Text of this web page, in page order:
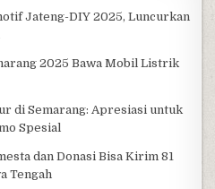
Jateng-DIY 2025, Luncurkan
2025 Bawa Mobil Listrik
di Semarang: Apresiasi untuk
Spesial
dan Donasi Bisa Kirim 81
Tengah